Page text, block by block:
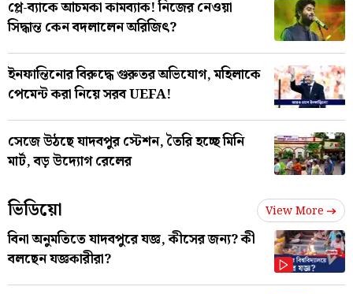
প্লে-ব্যাকে আচমকা কামব্যাক! নিজের নেওয়া
সিদ্ধান্ত কেন বদলালেন অরিজিৎ?
ইনফান্তিনোর বিরুদ্ধে গুরুতর অভিযোগ, মহিলাকে
পেমেন্ট করা নিয়ে সরব UEFA!
সেজে উঠছে যাদবপুর স্টেশন, তৈরি হচ্ছে মিনি
মার্ট, বড় উদ্যোগ রেলের
ভিডিয়ো View More
বিনা অনুমতিতে যাদবপুরে যজ্ঞ, কীসের জন্য? কী
বলছেন যজ্ঞকারীরা?